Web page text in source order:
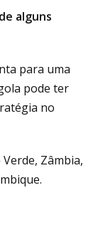
alguns
para uma
pode ter
no
Zâmbia,